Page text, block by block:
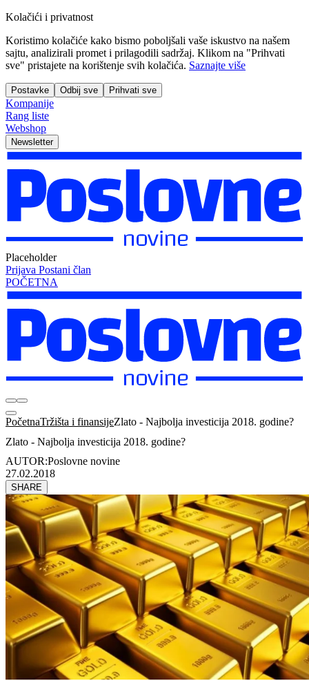
Kolačići i privatnost
Koristimo kolačiće kako bismo poboljšali vaše iskustvo na našem
sajtu, analizirali promet i prilagodili sadržaj. Klikom na "Prihvati
sve" pristajete na korištenje svih kolačića. Saznajte više
Postavke Odbij sve Prihvati sve
Kompanije
Rang liste
Webshop
Newsletter
Placeholder
Prijava Postani član
POČETNA
PočetnaTržišta i finansijeZlato - Najbolja investicija 2018. godine?
Zlato - Najbolja investicija 2018. godine?
AUTOR:Poslovne novine
27.02.2018
SHARE